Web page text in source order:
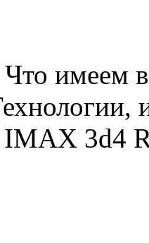
имеем
IMAX 3d4